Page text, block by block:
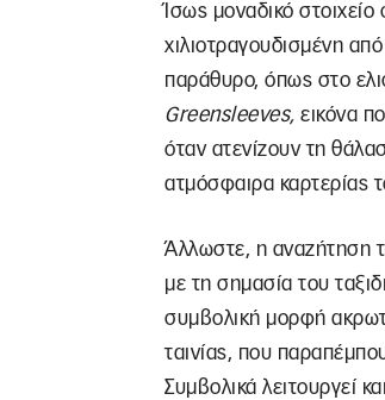
Ίσως μοναδικό
χιλιοτραγουδισμένη
παράθυρο, όπως στο
Greensleeves, εικόνα
όταν ατενίζουν τη
ατμόσφαιρα καρτερίας
Άλλωστε, η αναζήτηση
με τη σημασία του
συμβολική μορφή
ταινίας, που
Συμβολικά λειτουργεί